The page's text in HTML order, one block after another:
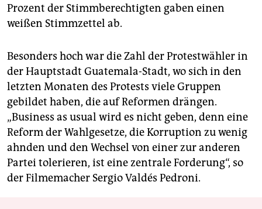
Prozent der Stimmberechtigten gaben einen
weißen Stimmzettel ab.
Besonders hoch war die Zahl der Protestwähler in
der Hauptstadt Guatemala-Stadt, wo sich in den
letzten Monaten des Protests viele Gruppen
gebildet haben, die auf Reformen drängen.
„Business as usual wird es nicht geben, denn eine
Reform der Wahlgesetze, die Korruption zu wenig
ahnden und den Wechsel von einer zur anderen
Partei tolerieren, ist eine zentrale Forderung“, so
der Filmemacher Sergio Valdés Pedroni.